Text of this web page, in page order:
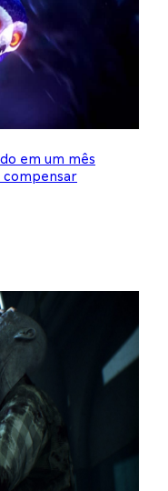
em um mês
compensar